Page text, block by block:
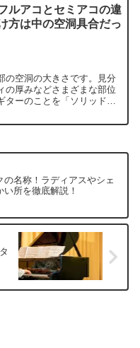
ルアコとセミアコの違
方は中の空洞具合だっ
の空洞の大きさです。見分
の厚みなどさまざまな部位
ターのことを「ソリッドギ
の名称！ラディアスやシェ
い所を徹底解説！